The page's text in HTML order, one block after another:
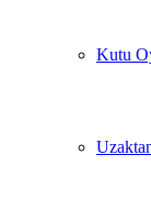
Kutu